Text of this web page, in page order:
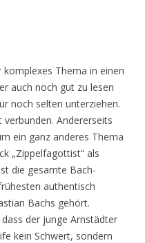
Thema in einen
auch noch gut zu lesen
noch selten unterziehen.
Andererseits
ein ganz anderes Thema
„Zippelfagottist“ als
die gesamte Bach-
authentisch
Bachs gehört.
der junge Arnstädter
kein Schwert, sondern